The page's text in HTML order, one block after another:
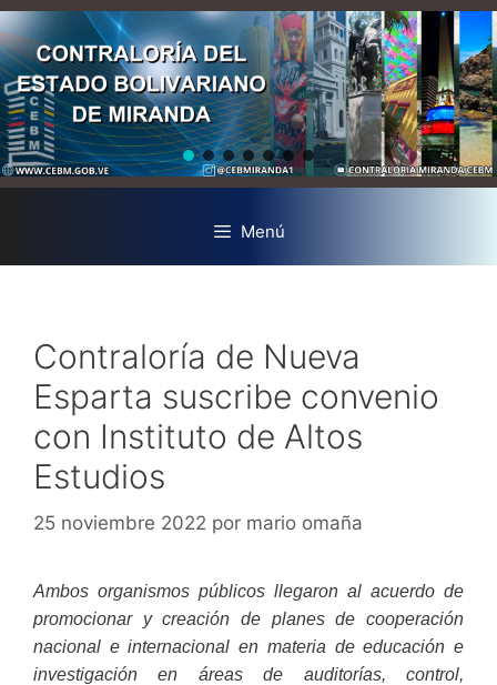
Menú
Contraloría de Nueva
Esparta suscribe convenio
con Instituto de Altos
Estudios
25 noviembre 2022 por mario omaña
Ambos organismos públicos llegaron al acuerdo de
promocionar y creación de planes de cooperación
nacional e internacional en materia de educación e
investigación en áreas de auditorías, control,